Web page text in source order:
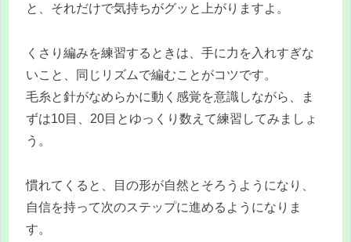
と、それだけで気持ちがグッと上がりますよ。
くさり編みを練習するときは、手に力を入れすぎな
いこと、同じリズムで編むことがコツです。
毛糸と針がなめらかに動く感覚を意識しながら、ま
ずは10目、20目とゆっくり数えて練習してみましょ
う。
慣れてくると、目の形が自然とそろうようになり、
自信を持って次のステップに進めるようになりま
す。